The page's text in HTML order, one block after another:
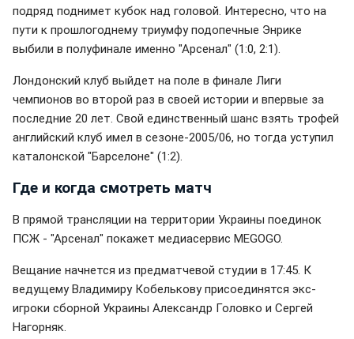
подряд поднимет кубок над головой. Интересно, что на
пути к прошлогоднему триумфу подопечные Энрике
выбили в полуфинале именно "Арсенал" (1:0, 2:1).
Лондонский клуб выйдет на поле в финале Лиги
чемпионов во второй раз в своей истории и впервые за
последние 20 лет. Свой единственный шанс взять трофей
английский клуб имел в сезоне-2005/06, но тогда уступил
каталонской "Барселоне" (1:2).
Где и когда смотреть матч
В прямой трансляции на территории Украины поединок
ПСЖ - "Арсенал" покажет медиасервис MEGOGO.
Вещание начнется из предматчевой студии в 17:45. К
ведущему Владимиру Кобелькову присоединятся экс-
игроки сборной Украины Александр Головко и Сергей
Нагорняк.